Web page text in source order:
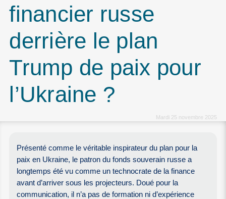
financier russe
derrière le plan
Trump de paix pour
l’Ukraine ?
Mardi 25 novembre 2025
Présenté comme le véritable inspirateur du plan pour la
paix en Ukraine, le patron du fonds souverain russe a
longtemps été vu comme un technocrate de la finance
avant d’arriver sous les projecteurs. Doué pour la
communication, il n’a pas de formation ni d’expérience